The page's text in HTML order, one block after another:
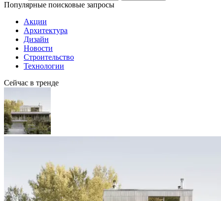
Популярные поисковые запросы
Акции
Архитектура
Дизайн
Новости
Строительство
Технологии
Сейчас в тренде